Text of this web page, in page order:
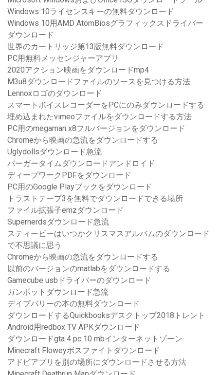
Windows 10ライセンスキーの無料ダウンロード
Windows 10用AMD AtomBiosグラフィックスドライバー
ダウンロード
世界のカートリッジ第13版無料ダウンロード
PC用無料メッセンジャーアプリ
2020アクション映画をダウンロードmp4
M3u8ダウンロードファイルのソースを見つける方法
Lennoxロゴのダウンロード
スマートボイスレコーダーをPCにのみダウンロードする
埋め込まれたvimeoファイルをダウンロードする方法
PC用のmegaman x8フルバージョンをダウンロード
Chromeから映画の急流をダウンロードする
Uglydollsダウンロード急流
バーガータイムダウンロードアンドロイド
ディープワークPDFをダウンロード
PC用のGoogle Playブックをダウンロード
トラストテープ3を無料でダウンロードできる場所
ファイル拡張子emzダウンロード
Supernerdsダウンロード急流
スティービーはいつかクリスマスアルバムのダウンロード
で不思議に思う
Chromeから映画の急流をダウンロードする
以前のバージョンのmatlabをダウンロードする
Gamecube usbドライバーのダウンロード
ガンボットダウンロード急流
デイブバリーの本の無料ダウンロード
ダウンロードするQuickbooksデスクトップ2018トレント
Android用redbox TV APKダウンロード
ダウンロードgta 4 pc 10 mbインターネットゾーン
Minecraft Floweyボスファイトダウンロード
アドビアプリを別の場所にダウンロードさせる方法